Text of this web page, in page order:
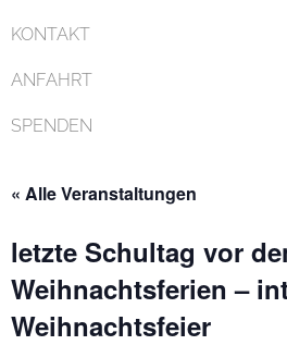
KONTAKT
ANFAHRT
SPENDEN
« Alle Veranstaltungen
letzte Schultag vor
Weihnachtsferien –
Weihnachtsfeier